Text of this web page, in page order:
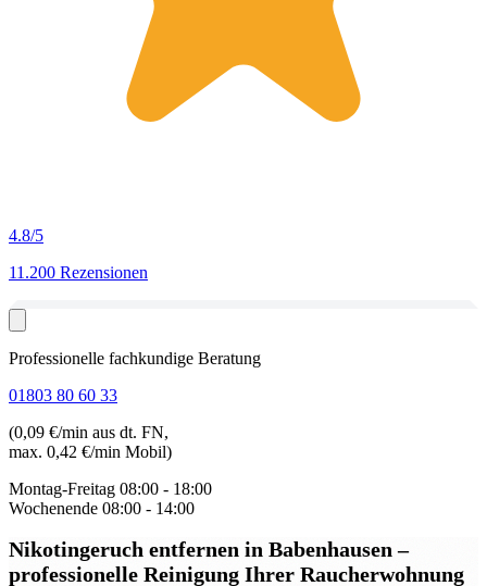
4.8/5
11.200 Rezensionen
Professionelle fachkundige Beratung
01803 80 60 33
(0,09 €/min aus dt. FN,
max. 0,42 €/min Mobil)
Montag-Freitag 08:00 - 18:00
Wochenende 08:00 - 14:00
Nikotingeruch entfernen in Babenhausen–
professionelle Reinigung Ihrer Raucherwohnung